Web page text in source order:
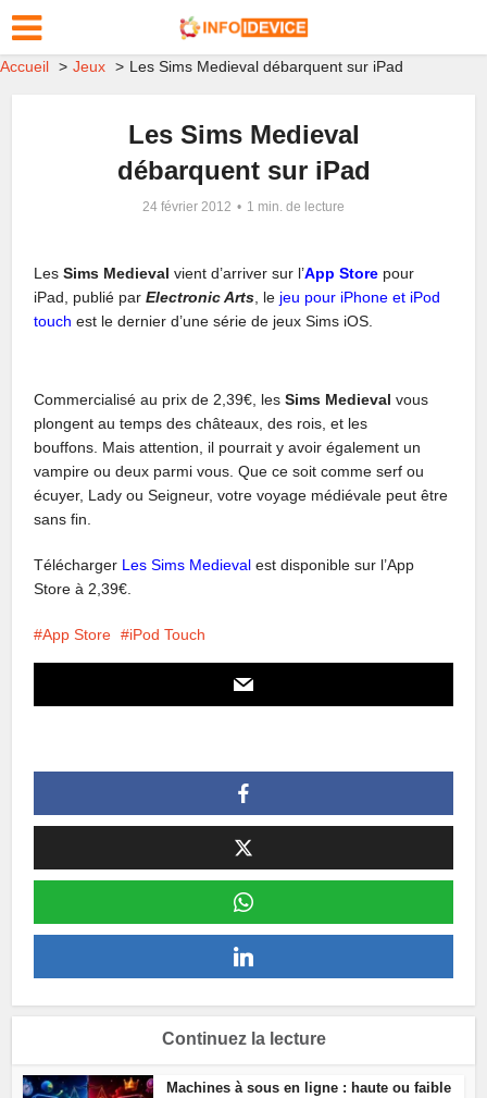
Accueil Jeux Les Sims Medieval débarquent sur iPad
Les Sims Medieval
débarquent sur iPad
24 février 2012 1 min. de lecture
LesSims Medieval vient d’arriver sur l’App Store pour
iPad, publié parElectronic Arts , le jeu pour iPhone et iPod
touch est le dernier d’une série de jeux Sims iOS.
Commercialisé au prix de 2,39€, lesSims Medieval vous
plongent au temps des châteaux, des rois, et les
bouffons. Mais attention, il pourrait y avoir également un
vampire ou deux parmi vous.Que ce soit comme serf ou
écuyer, Lady ou Seigneur, votre voyage médiévale peut être
sans fin.
Télécharger Les Sims Medieval est disponible sur l’App
Store à 2,39€.
App Store iPod Touch
Continuez la lecture
Machines à sous en ligne : haute ou faible